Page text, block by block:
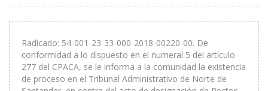
Radicado: 54-001-23-33-000-2018-00220-00. De
conformidad a lo dispuesto en el numeral 5 del artículo
277 del CPACA, se le informa a la comunidad la existencia
de proceso en el Tribunal Administrativo de Norte de